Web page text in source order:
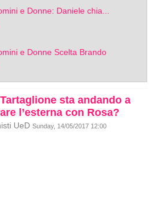
e Donne: Daniele chia...
e Donne Scelta Brando
sta andando a
l’esterna con Rosa?
UeD Sunday, 14/05/2017 12:00